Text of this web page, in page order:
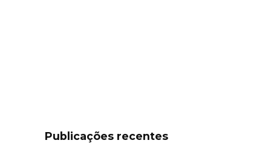
Publicações recentes